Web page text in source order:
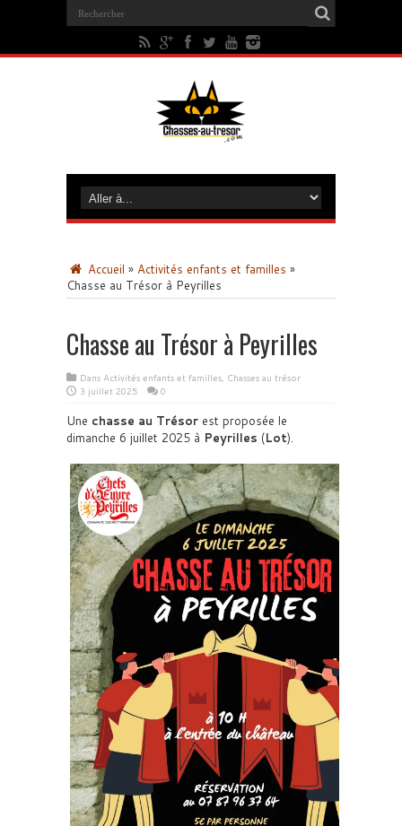
Accueil » Activités enfants et familles »
Chasse au Trésor à Peyrilles
Chasse au Trésor à Peyrilles
Dans Activités enfants et familles, Chasses au trésor
3 juillet 2025
0
Une chasse au Trésor est proposée le
dimanche 6 juillet 2025 à Peyrilles (Lot).